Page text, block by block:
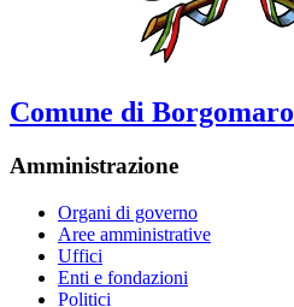
Comune di Borgomaro
Amministrazione
Organi di governo
Aree amministrative
Uffici
Enti e fondazioni
Politici